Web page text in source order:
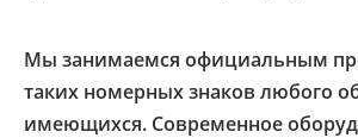
Мы занимаемся официальным
таких номерных знаков любого
имеющихся. Современное